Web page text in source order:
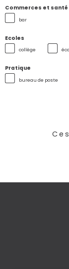
Commerces et santé
bar
Ecoles
collège
Pratique
bureau de poste